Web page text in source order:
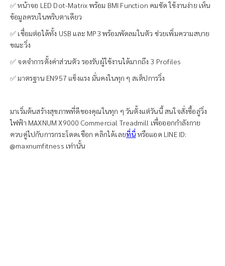
✅ หน้าจอ LED Dot-Matrix พร้อม BMI Function คมชัด ใช้งานง่าย เห็น
ข้อมูลครบในพริบตาเดียว
✅ เชื่อมต่อได้ทั้ง USB และ MP3 พร้อมพัดลมในตัว ช่วยเพิ่มความสบาย
ขณะวิ่ง
✅ จดจำการตั้งค่าส่วนตัว รองรับผู้ใช้งานได้มากถึง 3 Profiles
✅ มาตรฐาน EN957 แข็งแรง มั่นคงในทุก ๆ สเต็ปการวิ่ง
มาเริ่มต้นสร้างสุขภาพที่ดีของคุณในทุก ๆ วันตั้งแต่วันนี้ สนใจสั่งซื้อลู่วิ่ง
ไฟฟ้า MAXNUM X9000 Commercial Treadmill เพื่อออกกำลังกาย
ควบคู่ไปกับการกระโดดเชือก คลิกได้เลยที่นี่ หรือแอด LINE ID:
@maxnumfitness เท่านั้น